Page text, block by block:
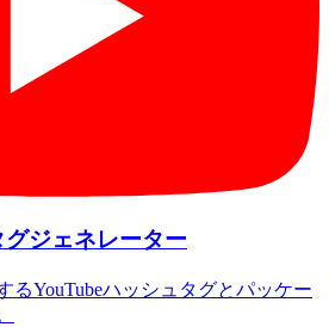
ジェネレーター
るYouTubeハッシュタグとパッケー